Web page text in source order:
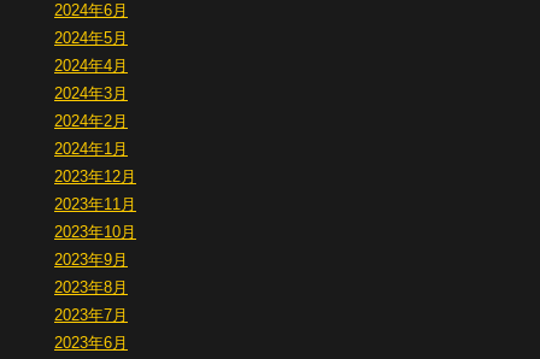
2024年6月
2024年5月
2024年4月
2024年3月
2024年2月
2024年1月
2023年12月
2023年11月
2023年10月
2023年9月
2023年8月
2023年7月
2023年6月